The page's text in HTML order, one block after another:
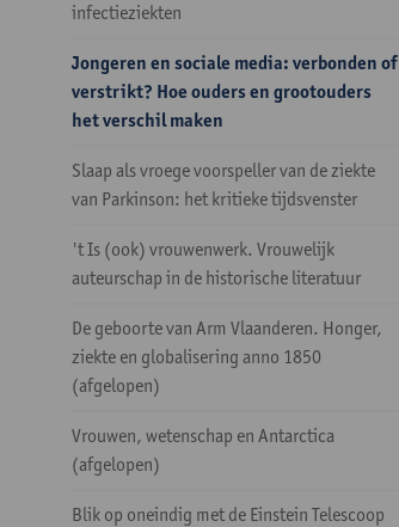
infectieziekten
Jongeren en sociale media: verbonden of
verstrikt? Hoe ouders en grootouders
het verschil maken
Slaap als vroege voorspeller van de ziekte
van Parkinson: het kritieke tijdsvenster
't Is (ook) vrouwenwerk. Vrouwelijk
auteurschap in de historische literatuur
De geboorte van Arm Vlaanderen. Honger,
ziekte en globalisering anno 1850
(afgelopen)
Vrouwen, wetenschap en Antarctica
(afgelopen)
Blik op oneindig met de Einstein Telescoop